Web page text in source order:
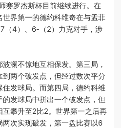
罗杰斯杯目前继续进行。在
界第一的德约科维奇在与孟菲
（4）、6-（2）力克对手，涉
澜不惊地互相保发。第三局，
两个破发点，但经过数次平分
发球局。而第四局，德约科维
发球局中拼出一个破发点，但
攀升至2比2。世界第一之后再
次实现破发，第一盘比赛以6